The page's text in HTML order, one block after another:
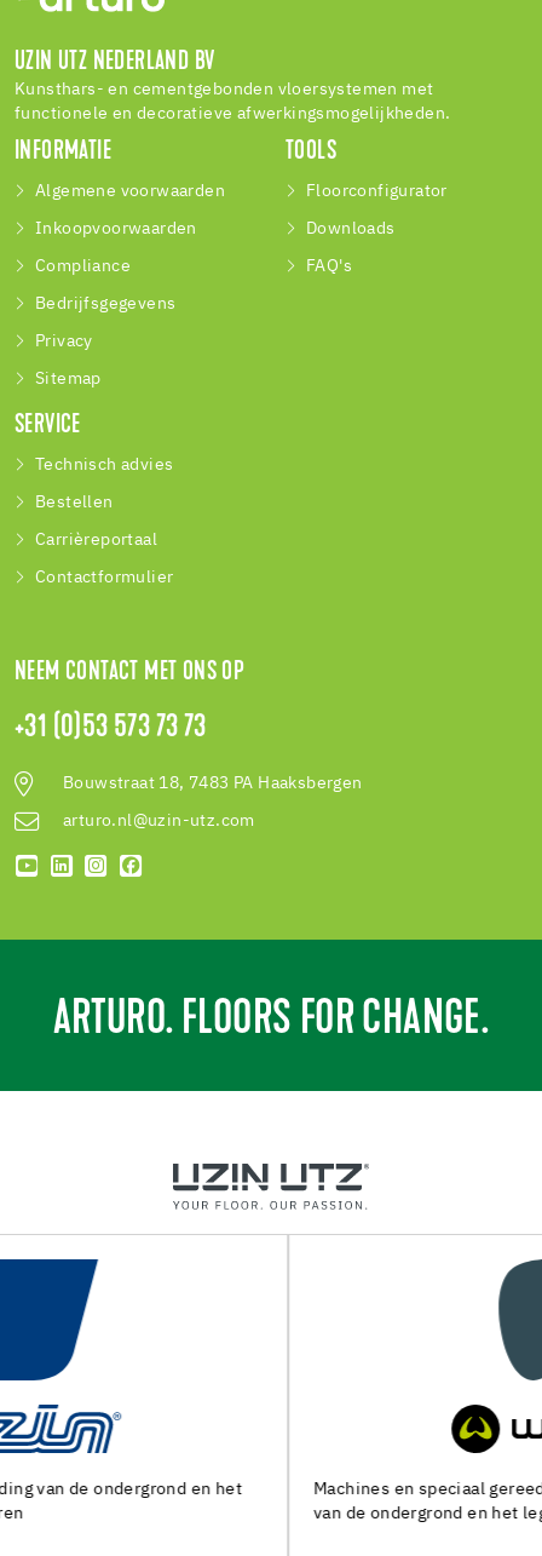
UZIN UTZ NEDERLAND BV
Kunsthars- en cementgebonden vloersystemen met
functionele en decoratieve afwerkingsmogelijkheden.
INFORMATIE
Algemene voorwaarden
Inkoopvoorwaarden
Compliance
Bedrijfsgegevens
Privacy
Sitemap
TOOLS
Floorconfigurator
Downloads
FAQ's
SERVICE
Technisch advies
Bestellen
Carrièreportaal
Contactformulier
NEEM CONTACT MET ONS OP
+31 (0)53 573 73 73
Bouwstraat 18, 7483 PA Haaksbergen
arturo.nl@uzin-utz.com
ARTURO. FLOORS FOR CHANGE.
Machines en speciaal gereedschap voor de voorbereiding
van de ondergrond en het leggen van alle soorten bedekking